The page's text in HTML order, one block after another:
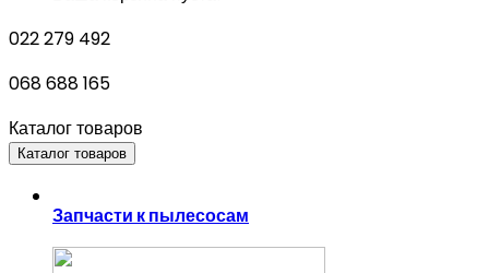
022 279 492
068 688 165
Каталог товаров
Каталог товаров
Запчасти к пылесосам